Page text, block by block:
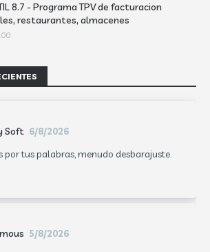
8.7 - Programa TPV de facturacion
restaurantes, almacenes
Soft 6/8/2026
por tus palabras, menudo desbarajuste.
5/8/2026